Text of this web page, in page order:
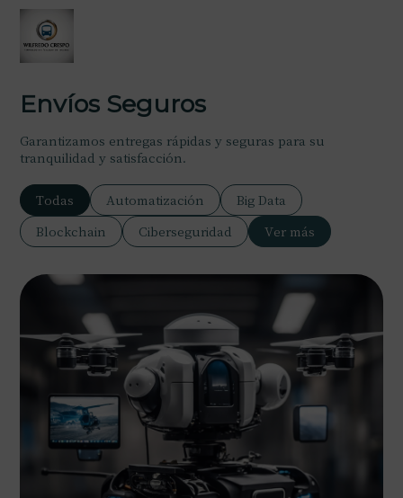
Envíos Seguros
Garantizamos entregas rápidas y seguras para su
tranquilidad y satisfacción.
Todas Automatización
Big Data
Blockchain
Ciberseguridad Ver más